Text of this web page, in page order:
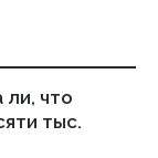
ли, что
тыс.